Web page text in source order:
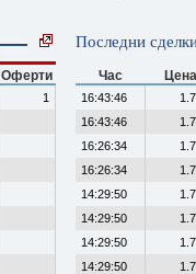
Оферти
1
Последни
Час Цена
16:43:46
16:43:46
16:26:34
16:26:34
14:29:50
14:29:50
14:29:50
14:29:50